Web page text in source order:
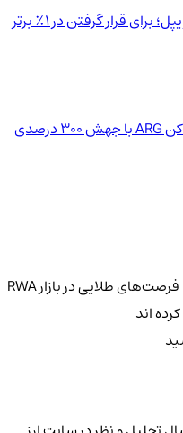
به‌روزرسانی لیست ثروتمندان ریپل؛ برای قرار گرفتن در ۱٪ برتر
آرژانتین به نیمه‌نهایی رسید؛ توکن ARG با جهش ۳۰۰ درصدی
سپتامبر ۲۰۲۵؛ فرصت‌های طلایی در بازار RWA
اند